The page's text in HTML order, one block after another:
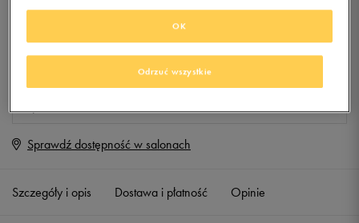
Produkt niedostępny
Jeśli artykuł będzie ponownie dostępny, otrzymasz od nas powiadomienie.
Rozmiary EU
Sprawdź dostępność w salonach
Szczegóły i opis Dostawa i płatność Opinie
Odrzuć wszystkie
OK